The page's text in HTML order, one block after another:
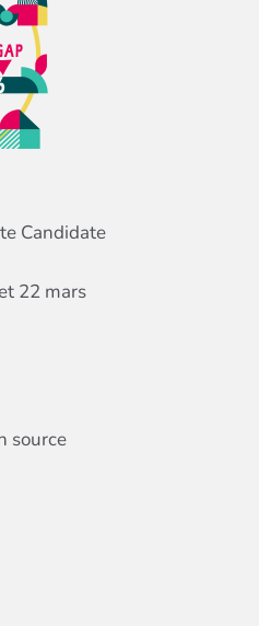
Candidate
22 mars
source